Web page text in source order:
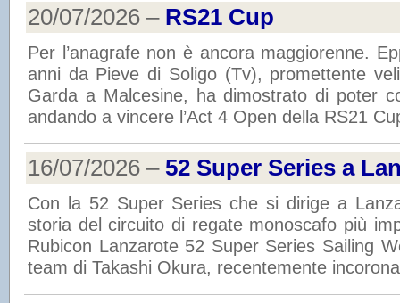
20/07/2026 – RS21 Cup
Per l’anagrafe non è ancora maggiorenne.
anni da Pieve di Soligo (Tv), promettente
Garda a Malcesine, ha dimostrato di poter
andando a vincere l’Act 4 Open della RS21
16/07/2026 – 52 Super Series a
Con la 52 Super Series che si dirige a
storia del circuito di regate monoscafo più
Rubicon Lanzarote 52 Super Series Sailing
team di Takashi Okura, recentemente